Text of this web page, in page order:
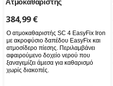
Ατμοκαθαριστής
384,99€
Ο ατμοκαθαριστής SC 4 EasyFix Iron
με ακροφύσιο δαπέδου EasyFix και
ατμοσίδερο πίεσης. Περιλαμβάνει
αφαιρούμενο δοχείο νερού που
ξαναγεμίζει άμεσα για καθαρισμό
χωρίς διακοπές.